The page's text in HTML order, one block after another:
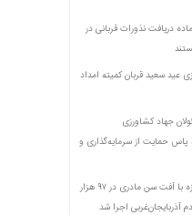
آماده دریافت نذورات قربانی در
عید سعید قربان کمیته امداد
جهاد کشاورزی
پاس حمایت از سرمایه‌گذاری و
عملیات مبارزه با آفت سن مادری در ۹۷ هزار
آذربایجان‌غربی اجرا شد